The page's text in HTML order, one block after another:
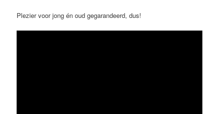
Plezier voor jong én oud gegarandeerd, dus!